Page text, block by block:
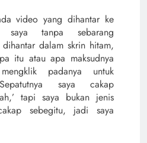
video yang dihantar ke
saya tanpa sebarang
dalam skrin hitam,
itu atau apa maksudnya
padanya untuk
saya cakap
tapi saya bukan jenis
sebegitu, jadi saya